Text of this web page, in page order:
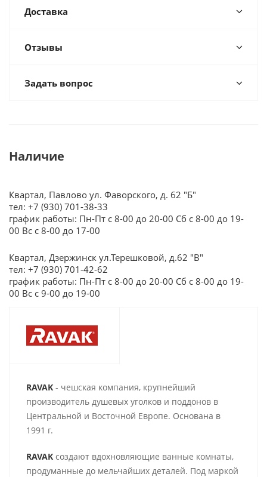
Доставка
Отзывы
Задать вопрос
Наличие
Квартал, Павлово ул. Фаворского, д. 62 "Б"
тел: +7 (930) 701-38-33
график работы: Пн-Пт с 8-00 до 20-00 Сб с 8-00 до 19-
00 Вс с 8-00 до 17-00
Квартал, Дзержинск ул.Терешковой, д.62 "В"
тел: +7 (930) 701-42-62
график работы: Пн-Пт с 8-00 до 20-00 Сб с 8-00 до 19-
00 Вс с 9-00 до 19-00
RAVAK - чешская компания, крупнейший
производитель душевых уголков и поддонов в
Центральной и Восточной Европе. Основана в
1991 г.
RAVAK создают вдохновляющие ванные комнаты,
продуманные до мельчайших деталей. Под маркой